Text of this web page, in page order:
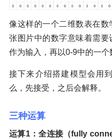
像这样的一个二维数表在
张图片中的数字意味着需
作为输入，再以0-9中的一个
接下来介绍搭建模型会用
么，先接受，之后会解释。
三种运算
运算1：全连接（fully